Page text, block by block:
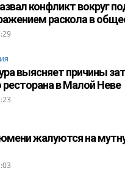
конфликт вокруг
раскола в
выясняет причины
ресторана в Малой Неве
жалуются на